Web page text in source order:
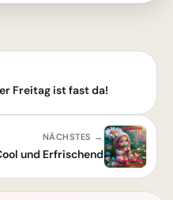
Freitag ist fast da!
NÄCHSTES →
und Erfrischend